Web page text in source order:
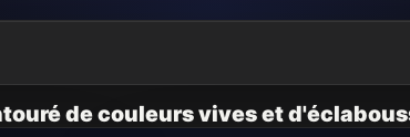
de couleurs vives et